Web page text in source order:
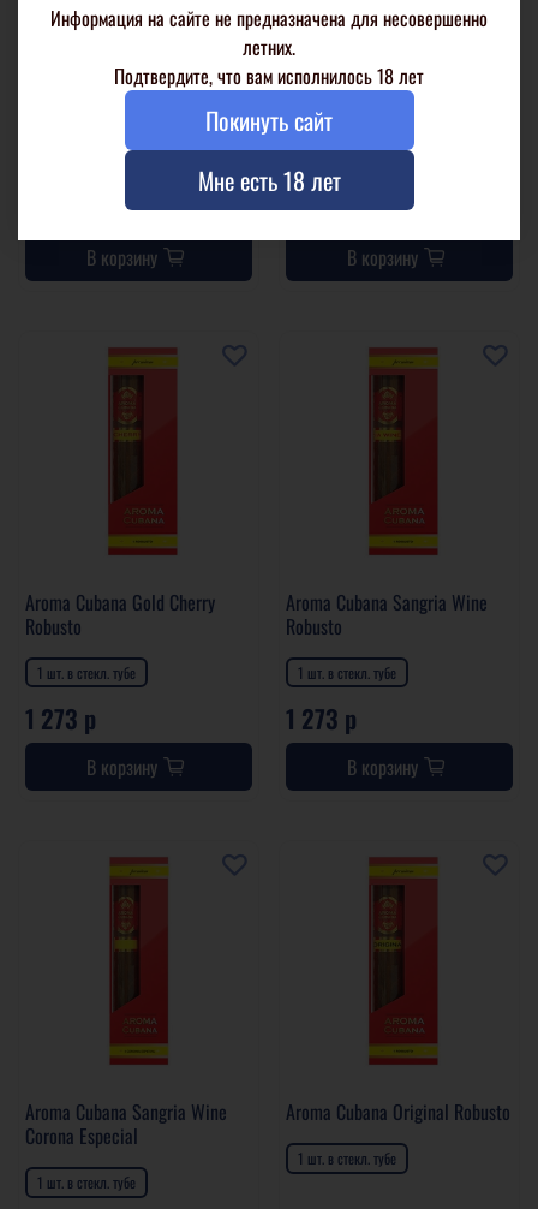
Aroma Cubana Original Maduro
1 шт. в стекл. тубе
В корзину
Aroma Cubana Gold Cherry
Corona Especial
1 273 р
В корзину
Aroma Cubana Gold Cherry
Robusto
1 шт. в стекл. тубе
1 273 р
В корзину
Aroma Cubana Sangria Wine
Robusto
1 шт. в стекл. тубе
1 273 р
В корзину
Aroma Cubana Sangria Wine
Corona Especial
1 шт. в стекл. тубе
Aroma Cubana Original Robusto
1 шт. в стекл. тубе
Информация на сайте не предназначена для несовершенно
летних.
Подтвердите, что вам исполнилось 18 лет
Покинуть сайт
Мне есть 18 лет